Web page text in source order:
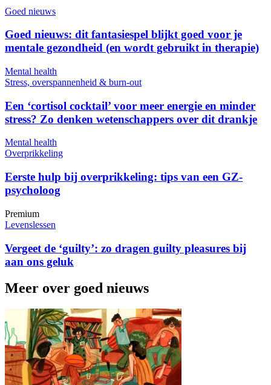
Goed nieuws
Goed nieuws: dit fantasiespel blijkt goed voor je
mentale gezondheid (en wordt gebruikt in therapie)
Mental health
Stress, overspannenheid & burn-out
Een ‘cortisol cocktail’ voor meer energie en minder
stress? Zo denken wetenschappers over dit drankje
Mental health
Overprikkeling
Eerste hulp bij overprikkeling: tips van een GZ-
psycholoog
Premium
Levenslessen
Vergeet de ‘guilty’: zo dragen guilty pleasures bij
aan ons geluk
Meer over goed nieuws